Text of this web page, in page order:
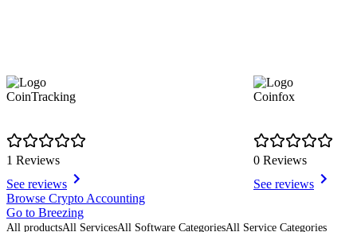
CoinTracking
1 Reviews
See reviews
Coinfox
0 Reviews
See reviews
Item
1
of
Browse Crypto Accounting
Go to Breezing
All productsAll ServicesAll Software CategoriesAll Service Categories